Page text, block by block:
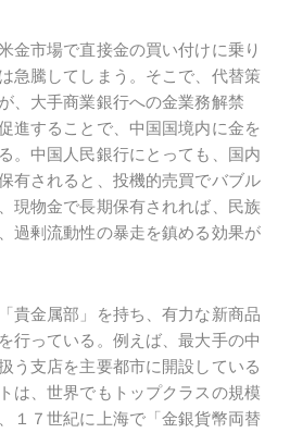
金市場で直接金の買い付けに乗り
急騰してしまう。そこで、代替策
、大手商業銀行への金業務解禁
進することで、中国国境内に金を
。中国人民銀行にとっても、国内
有されると、投機的売買でバブル
現物金で長期保有されれば、民族
過剰流動性の暴走を鎮める効果が
貴金属部」を持ち、有力な新商品
行っている。例えば、最大手の中
う支店を主要都市に開設している
は、世界でもトップクラスの規模
１７世紀に上海で「金銀貨幣両替